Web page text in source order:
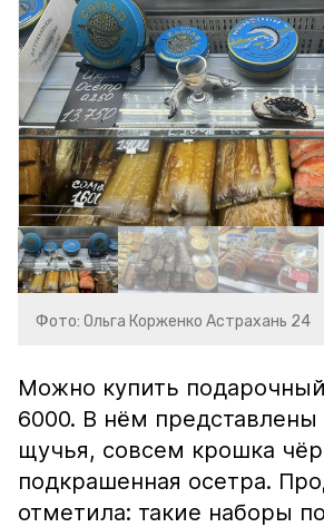
Фото: Ольга Корженко Астрахань 24
Можно купить
6000. В нём
щучья, совсем крошка
подкрашенная осетра.
отметила: такие наборы